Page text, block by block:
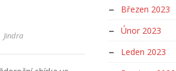
Jindra
Březen 2023
Únor 2023
Leden 2023